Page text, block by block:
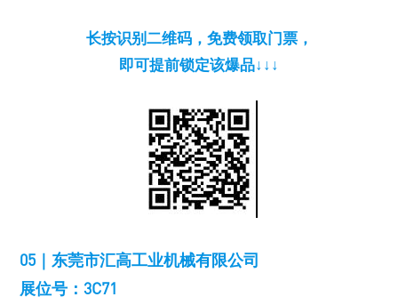
长按识别二维码，免费领取门票，
即可提前锁定该爆品↓↓↓
05｜东莞市汇高工业机械有限公司
展位号：3C71